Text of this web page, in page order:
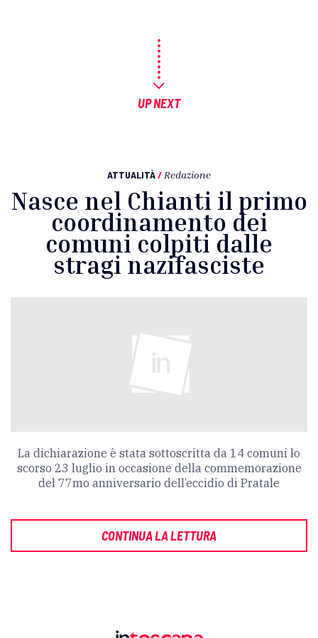
UP NEXT
ATTUALITÀ/ Redazione
Nasce nel Chianti il primo
coordinamento dei
comuni colpiti dalle
stragi nazifasciste
La dichiarazione è stata sottoscritta da 14 comuni lo
scorso 23 luglio in occasione della commemorazione
del 77mo anniversario dell’eccidio di Pratale
CONTINUA LA LETTURA